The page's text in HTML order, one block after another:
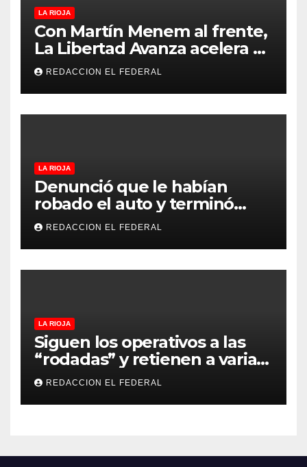
LA RIOJA
Con Martín Menem al frente,
La Libertad Avanza acelera su
despliegue en La Rioja y
desembarcó en Aimogasta
REDACCION EL FEDERAL
LA RIOJA
Denunció que le habían
robado el auto y terminó
confesando que su hermano
lo empeñó por drogas
REDACCION EL FEDERAL
LA RIOJA
Siguen los operativos a las
“rodadas” y retienen a varias
motocicletas
REDACCION EL FEDERAL